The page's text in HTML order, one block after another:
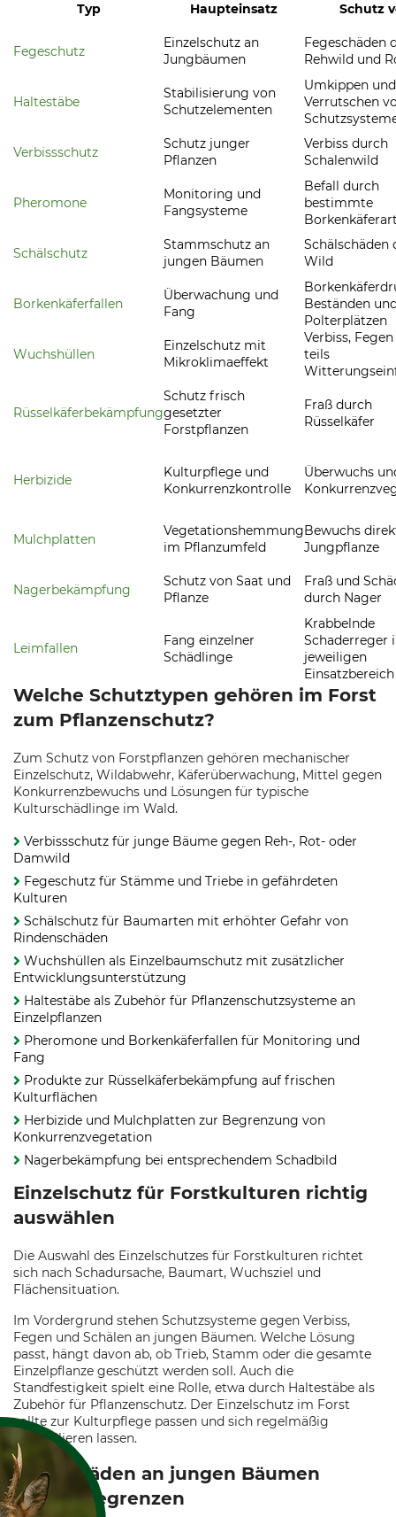
Typ Haupteinsatz Schutz
Fegeschutz
Einzelschutz an
Jungbäumen
Fegeschäden
Rehwild und
Haltestäbe
Stabilisierung von
Schutzelementen
Umkippen und
Verrutschen
Verbissschutz
Schutz junger
Pflanzen
Verbiss durch
Schalenwild
Pheromone
Monitoring und
Fangsysteme
Befall durch
bestimmte
Schälschutz
Stammschutz an
jungen Bäumen
Schälschäden
Wild
Borkenkäferfallen
Überwachung und
Fang
Beständen
Polterplätzen
Wuchshüllen
Einzelschutz mit
Mikroklimaeffekt
Verbiss,
teils
Rüsselkäferbekämpfung
Schutz frisch
gesetzter
Forstpflanzen
Fraß durch
Rüsselkäfer
Herbizide
Kulturpflege und
Konkurrenzkontrolle
Überwuchs
Mulchplatten
Vegetationshemmung
im Pflanzumfeld
Bewuchs
Jungpflanze
Nagerbekämpfung
Schutz von Saat und
Pflanze
Fraß und
durch Nager
Leimfallen
Fang einzelner
Schädlinge
Krabbelnde
Schaderreger
jeweiligen
Einsatzbereich
Welche Schutztypen gehören im Forst
zum Pflanzenschutz?
Zum Schutz von Forstpflanzen gehören mechanischer
Einzelschutz, Wildabwehr, Käferüberwachung, Mittel gegen
Konkurrenzbewuchs und Lösungen für typische
Kulturschädlinge im Wald.
Verbissschutz für junge Bäume gegen Reh-, Rot- oder
Damwild
Fegeschutz für Stämme und Triebe in gefährdeten
Kulturen
Schälschutz für Baumarten mit erhöhter Gefahr von
Rindenschäden
Wuchshüllen als Einzelbaumschutz mit zusätzlicher
Entwicklungsunterstützung
Haltestäbe als Zubehör für Pflanzenschutzsysteme an
Einzelpflanzen
Pheromone und Borkenkäferfallen für Monitoring und
Fang
Produkte zur Rüsselkäferbekämpfung auf frischen
Kulturflächen
Herbizide und Mulchplatten zur Begrenzung von
Konkurrenzvegetation
Nagerbekämpfung bei entsprechendem Schadbild
Einzelschutz für Forstkulturen richtig
auswählen
Die Auswahl des Einzelschutzes für Forstkulturen richtet
sich nach Schadursache, Baumart, Wuchsziel und
Flächensituation.
Im Vordergrund stehen Schutzsysteme gegen Verbiss,
Fegen und Schälen an jungen Bäumen. Welche Lösung
passt, hängt davon ab, ob Trieb, Stamm oder die gesamte
Einzelpflanze geschützt werden soll. Auch die
Standfestigkeit spielt eine Rolle, etwa durch Haltestäbe als
Zubehör für Pflanzenschutz. Der Einzelschutz im Forst
sollte zur Kulturpflege passen und sich regelmäßig
kontrollieren lassen.
Wildschäden an jungen Bäumen
gezielt begrenzen